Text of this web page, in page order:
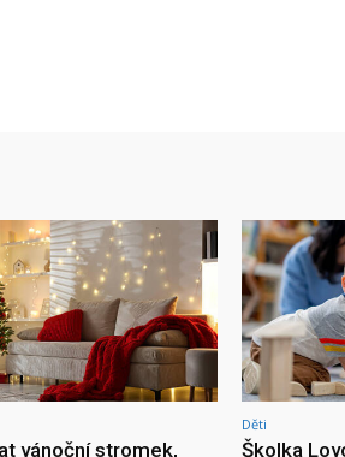
vánoční stromek,
Děti
Školka